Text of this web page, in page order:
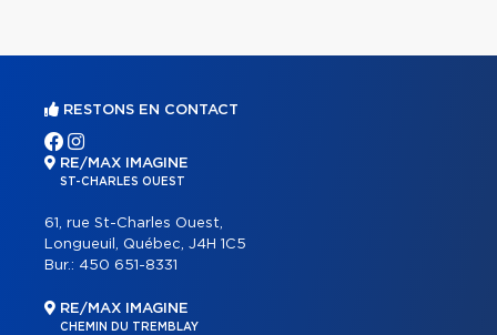
RESTONS EN CONTACT
RE/MAX IMAGINE
ST-CHARLES OUEST
61, rue St-Charles Ouest,
Longueuil, Québec, J4H 1C5
Bur.: 450 651-8331
RE/MAX IMAGINE
CHEMIN DU TREMBLAY